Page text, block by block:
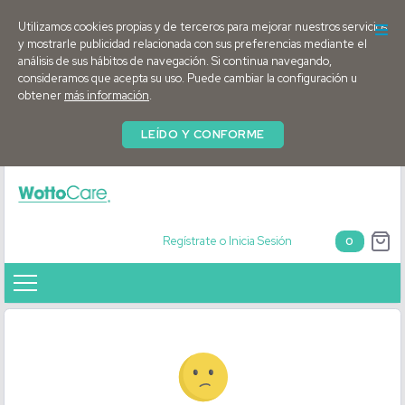
Utilizamos cookies propias y de terceros para mejorar nuestros servicios
y mostrarle publicidad relacionada con sus preferencias mediante el
análisis de sus hábitos de navegación. Si continua navegando,
consideramos que acepta su uso. Puede cambiar la configuración u
obtener más información.
LEÍDO Y CONFORME
Regístrate o Inicia Sesión 0